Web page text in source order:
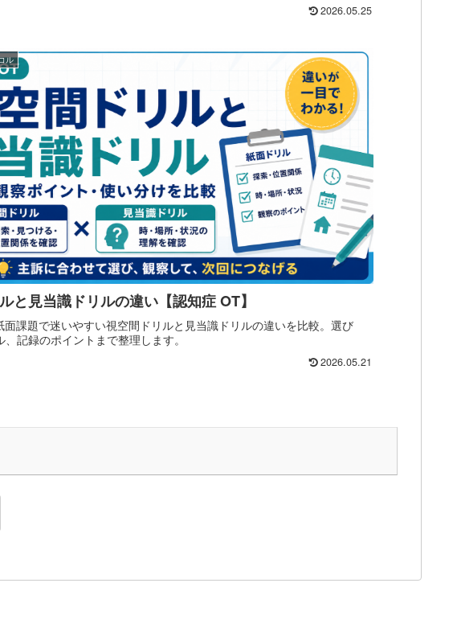
2026.05.25
ル
と見当識ドリルの違い【認知症 OT】
面課題で迷いやすい視空間ドリルと見当識ドリルの違いを比較。選び
記録のポイントまで整理します。
2026.05.21